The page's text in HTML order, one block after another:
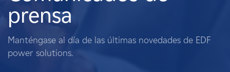
Qué hacemos
Terratenientes
prensa
Manténgase al día de las últimas novedades de EDF
power solutions.